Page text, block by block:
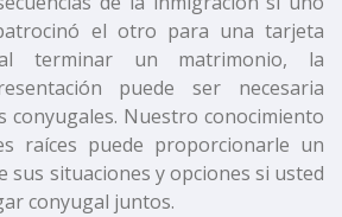
el otro para una tarjeta
terminar un matrimonio, la
puede ser necesaria
conyugales. Nuestro conocimiento
raíces puede proporcionarle un
sus situaciones y opciones si usted
conyugal juntos.